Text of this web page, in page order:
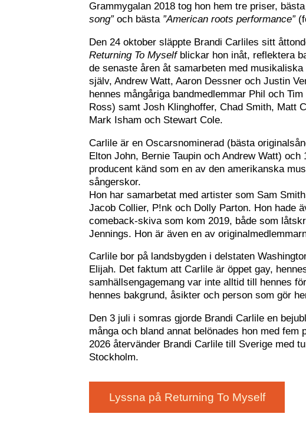
Grammygalan 2018 tog hon hem tre priser, bästa
song”och bästa ”American roots performance”
Den 24 oktober släppte Brandi Carliles sitt
Returning To Myselfblickar hon inåt, reflektera
de senaste åren åt samarbeten med
själv, Andrew Watt, Aaron Dessner och Justin
hennes mångåriga bandmedlemmar Phil och
Ross) samt Josh Klinghoffer, Chad Smith, Matt
Mark Isham och Stewart Cole.
Carlile är en Oscarsnominerad (bästa
Elton John, Bernie Taupin och Andrew Watt)
producent känd som en av den amerikanska
sångerskor.
Hon har samarbetat med artister som Sam
Jacob Collier, P!nk och Dolly Parton. Hon hade
comeback-skiva som kom 2019, både som
Jennings. Hon är även en av
Carlile bor på landsbygden i delstaten
Elijah. Det faktum att Carlile är öppet gay,
samhällsengagemang var inte alltid till hennes
hennes bakgrund, åsikter och person som gör
Den 3 juli i somras gjorde Brandi Carlile en
många och bland annat belönades hon med
2026 återvänder Brandi Carlile till Sverige med
Stockholm.
Lyssna på Returning To Myself